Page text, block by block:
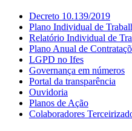
Decreto 10.139/2019
Plano Individual de
Relatório Individual de
Plano Anual de
LGPD no Ifes
Governança em números
Portal da transparência
Ouvidoria
Planos de Ação
Colaboradores